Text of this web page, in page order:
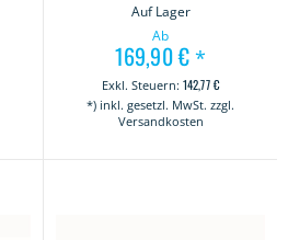
Auf Lager
Ab
169,90 €*
142,77 €
*) inkl. gesetzl. MwSt. zzgl.
Versandkosten